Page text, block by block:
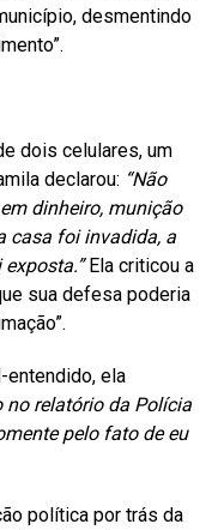
desmentindo
dois celulares, um
declarou: “Não
dinheiro, munição
casa foi invadida, a
Ela criticou a
sua defesa poderia
entendido, ela
no relatório da Polícia
pelo fato de eu
política por trás da